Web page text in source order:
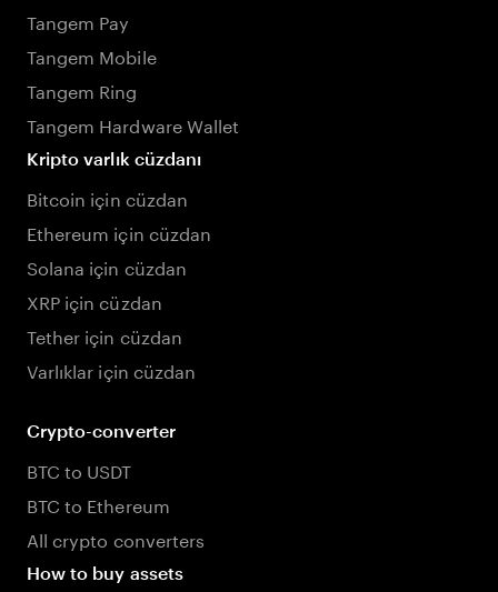
Tangem Pay
Tangem Mobile
Tangem Ring
Tangem Hardware Wallet
Kripto varlık cüzdanı
Bitcoin için cüzdan
Ethereum için cüzdan
Solana için cüzdan
XRP için cüzdan
Tether için cüzdan
Varlıklar için cüzdan
Crypto-converter
BTC to USDT
BTC to Ethereum
All crypto converters
How to buy assets